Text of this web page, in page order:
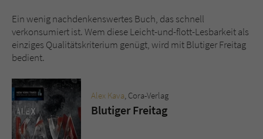
Ein wenig nachdenkenswertes Buch, das schnell
verkonsumiert ist. Wem diese Leicht-und-flott-Lesbarkeit als
einziges Qualitätskriterium genügt, wird mit Blutiger Freitag
bedient.
Alex Kava , Cora-Verlag
Blutiger Freitag